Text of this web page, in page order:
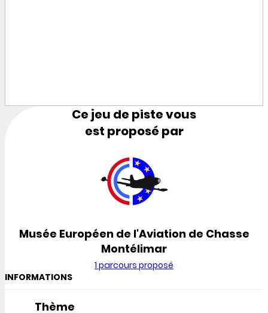
Ce jeu de piste vous
est proposé par
Musée Européen de l'Aviation de Chasse
Montélimar
1 parcours proposé
INFORMATIONS
Thème